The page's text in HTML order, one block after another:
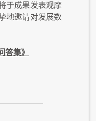
于成果发表观摩
地邀请对发展数
集》